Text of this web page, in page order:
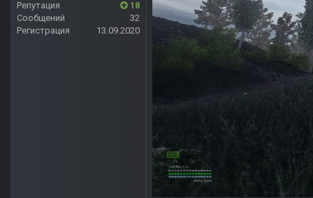
Репутация
18
Сообщений
32
Регистрация
13.09.2020